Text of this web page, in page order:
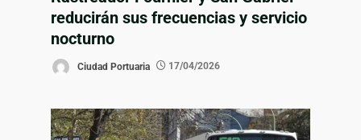
reducirán sus frecuencias y servicio
nocturno
Ciudad Portuaria 17/04/2026